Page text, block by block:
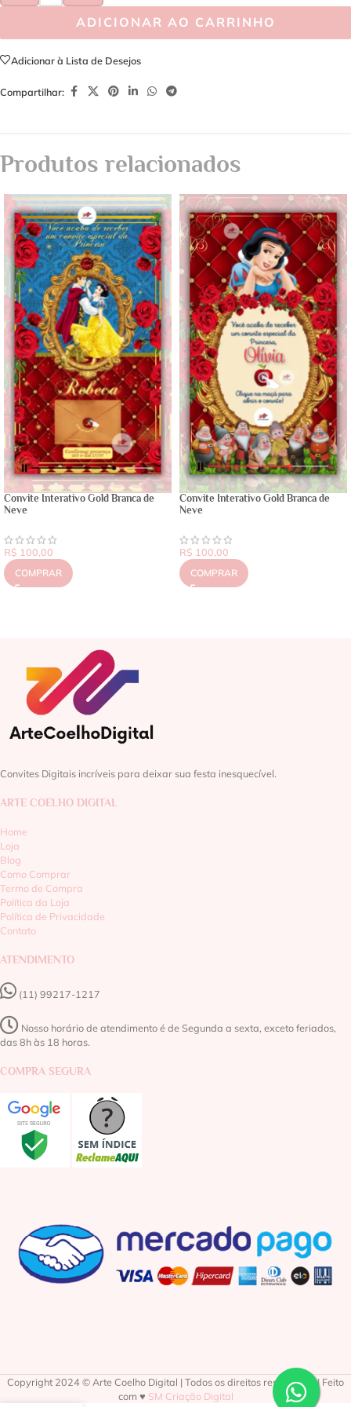
ADICIONAR AO CARRINHO
Adicionar à Lista de Desejos
Compartilhar:
Produtos relacionados
Convite Interativo Gold Branca de
Neve
R$ 100,00
COMPRAR
Convite Interativo Gold Branca de
Neve
R$ 100,00
COMPRAR
Convites Digitais incríveis para deixar sua festa inesquecível.
ARTE COELHO DIGITAL
Home
Loja
Blog
Como Comprar
Termo de Compra
Política da Loja
Política de Privacidade
Contato
ATENDIMENTO
(11) 99217-1217‬
Nosso horário de atendimento é de Segunda a sexta, exceto feriados,
das 8h às 18 horas.
COMPRA SEGURA
Copyright 2024 © Arte Coelho Digital | Todos os direitos reservados | Feito
com ♥ SM Criação Digital